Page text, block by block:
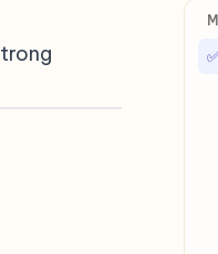
trong